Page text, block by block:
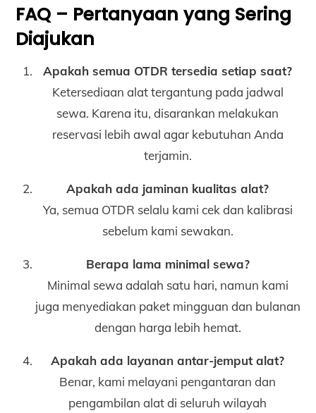
FAQ – Pertanyaan yang Sering
Diajukan
Apakah semua OTDR tersedia setiap saat?
Ketersediaan alat tergantung pada jadwal
sewa. Karena itu, disarankan melakukan
reservasi lebih awal agar kebutuhan Anda
terjamin.
Apakah ada jaminan kualitas alat?
Ya, semua OTDR selalu kami cek dan kalibrasi
sebelum kami sewakan.
Berapa lama minimal sewa?
Minimal sewa adalah satu hari, namun kami
juga menyediakan paket mingguan dan bulanan
dengan harga lebih hemat.
Apakah ada layanan antar-jemput alat?
Benar, kami melayani pengantaran dan
pengambilan alat di seluruh wilayah